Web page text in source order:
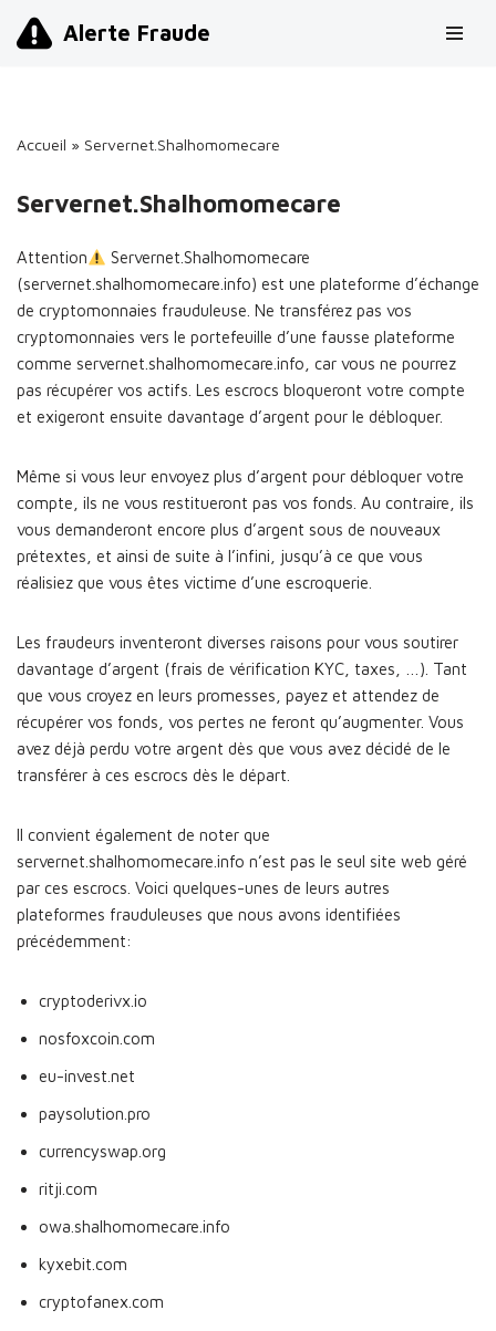
Alerte Fraude
Accueil » Servernet.Shalhomomecare
Servernet.Shalhomomecare
Attention
Servernet.Shalhomomecare
(servernet.shalhomomecare.info) est une plateforme d’échange
de cryptomonnaies frauduleuse. Ne transférez pas vos
cryptomonnaies vers le portefeuille d’une fausse plateforme
comme servernet.shalhomomecare.info, car vous ne pourrez
pas récupérer vos actifs. Les escrocs bloqueront votre compte
et exigeront ensuite davantage d’argent pour le débloquer.
Même si vous leur envoyez plus d’argent pour débloquer votre
compte, ils ne vous restitueront pas vos fonds. Au contraire, ils
vous demanderont encore plus d’argent sous de nouveaux
prétextes, et ainsi de suite à l’infini, jusqu’à ce que vous
réalisiez que vous êtes victime d’une escroquerie.
Les fraudeurs inventeront diverses raisons pour vous soutirer
davantage d’argent (frais de vérification KYC, taxes, …). Tant
que vous croyez en leurs promesses, payez et attendez de
récupérer vos fonds, vos pertes ne feront qu’augmenter. Vous
avez déjà perdu votre argent dès que vous avez décidé de le
transférer à ces escrocs dès le départ.
Il convient également de noter que
servernet.shalhomomecare.info n’est pas le seul site web géré
par ces escrocs. Voici quelques-unes de leurs autres
plateformes frauduleuses que nous avons identifiées
précédemment:
cryptoderivx.io
nosfoxcoin.com
eu-invest.net
paysolution.pro
currencyswap.org
ritji.com
owa.shalhomomecare.info
kyxebit.com
cryptofanex.com